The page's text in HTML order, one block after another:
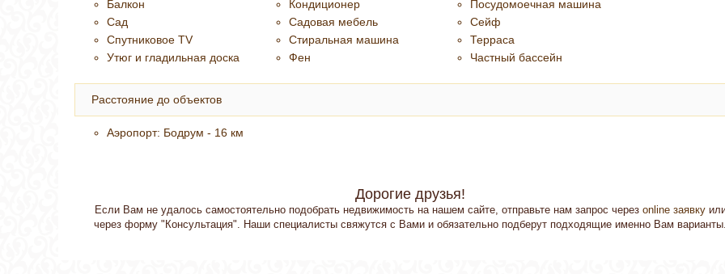
Балкон
Кондиционер
Посудомоечная машина
Сад
Садовая мебель
Сейф
Спутниковое TV
Стиральная машина
Терраса
Утюг и гладильная доска
Фен Частный бассейн
Расстояние до объектов
Аэропорт: Бодрум - 16 км
Дорогие друзья!
Если Вам не удалось самостоятельно подобрать недвижимость на нашем сайте, отправьте нам запрос через online заявку
через форму "Консультация". Наши специалисты свяжутся с Вами и обязательно подберут подходящие именно Вам